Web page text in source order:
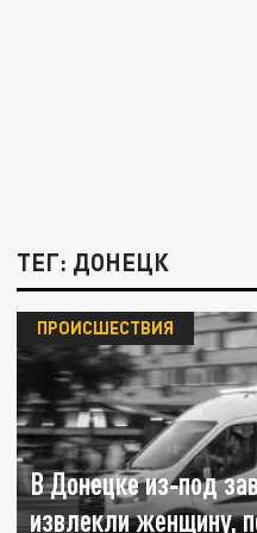
ТЕГ: ДОНЕЦК
В Донецке из‑под
извлекли женщину,
ПРОИСШЕСТВИЯ